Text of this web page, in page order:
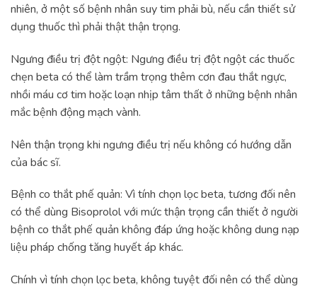
nhiên, ở một số bệnh nhân suy tim phải bù, nếu cần thiết sử
dụng thuốc thì phải thật thận trọng.
Ngưng điều trị đột ngột: Ngưng điều trị đột ngột các thuốc
chẹn beta có thể làm trầm trọng thêm cơn đau thắt ngực,
nhồi máu cơ tim hoặc loạn nhịp tâm thất ở những bệnh nhân
mắc bệnh động mạch vành.
Nên thận trọng khi ngưng điều trị nếu không có hướng dẫn
của bác sĩ.
Bệnh co thắt phế quản: Vì tính chọn lọc beta, tương đối nên
có thể dùng Bisoprolol với mức thận trọng cần thiết ở người
bệnh co thắt phế quản không đáp ứng hoặc không dung nạp
liệu pháp chống tăng huyết áp khác.
Chính vì tính chọn lọc beta, không tuyệt đối nên có thể dùng